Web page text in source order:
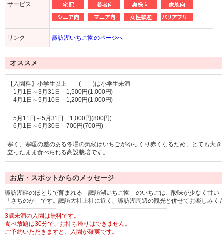
サービス
リンク 諏訪湖いちご園のページへ
オススメ
【入園料】小学生以上 ( )は小学生未満
1月1日～3月31日 1,500円(1,000円)
4月1日～5月10日 1,200円(1,000円)
5月11日～5月31日 1,000円(800円)
6月1日～6月30日 700円(700円)
寒く、寒暖の差のある冬場の気候はいちごがゆっくり赤くなるため、とても大
立ったまま食べられる高設栽培です。
お店・スポットからのメッセージ
諏訪湖畔のほとりで育まれる「諏訪湖いちご園」のいちごは、酸味が少なく甘
「さちのか」です。諏訪大社上社に近く、諏訪湖周辺の観光と併せてお楽しみく
3歳未満の入園は無料です。
食べ放題は30分で、お持ち帰りはできません。
ご予約いただきますと、入園が確実です。